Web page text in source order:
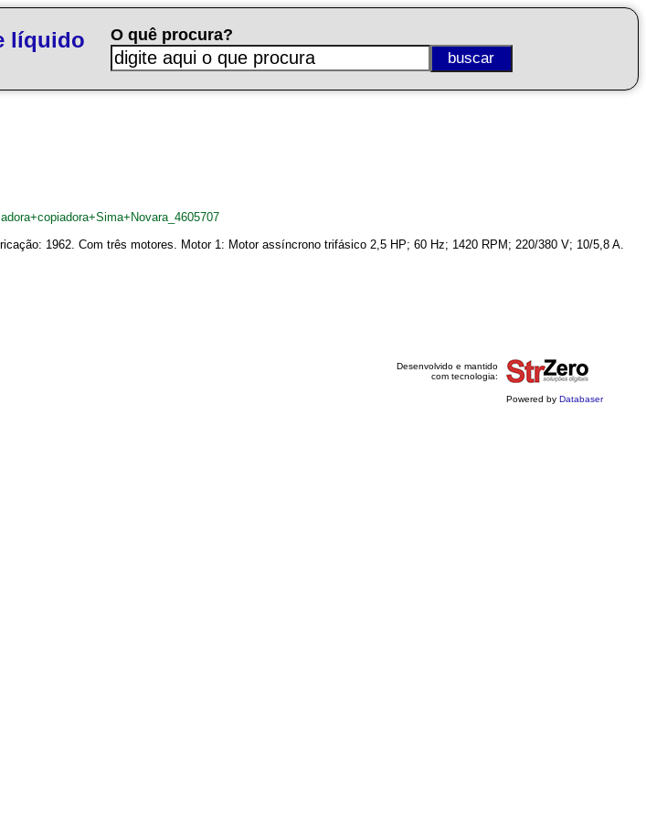
líquido O quê procura?
1962. Com três motores. Motor 1: Motor assíncrono trifásico 2,5 HP; 60 Hz; 1420 RPM; 220/380 V; 10/5,8 A.
Desenvolvido e mantido
com tecnologia:
Powered by Databaser